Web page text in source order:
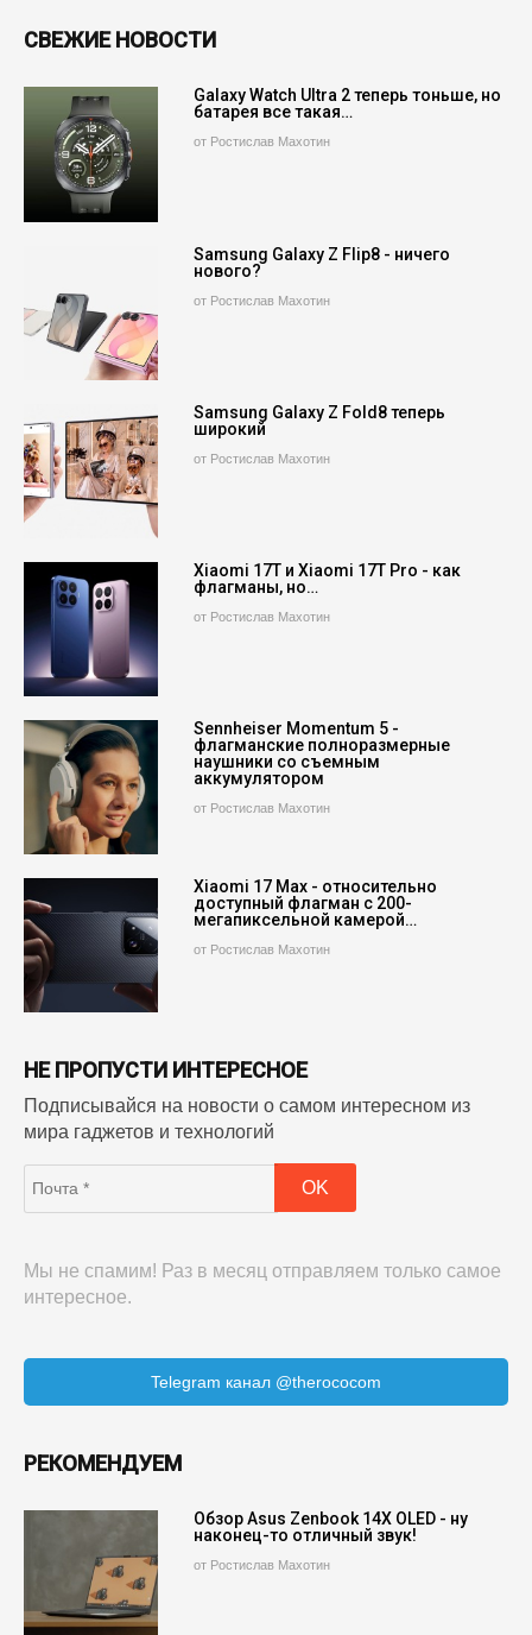
СВЕЖИЕ НОВОСТИ
Galaxy Watch Ultra 2 теперь тоньше, но
батарея все такая…
от Ростислав Махотин
Samsung Galaxy Z Flip8 - ничего
нового?
от Ростислав Махотин
Samsung Galaxy Z Fold8 теперь
широкий
от Ростислав Махотин
Xiaomi 17T и Xiaomi 17T Pro - как
флагманы, но…
от Ростислав Махотин
Sennheiser Momentum 5 -
флагманские полноразмерные
наушники со съемным
аккумулятором
от Ростислав Махотин
Xiaomi 17 Max - относительно
доступный флагман с 200-
мегапиксельной камерой…
от Ростислав Махотин
НЕ ПРОПУСТИ ИНТЕРЕСНОЕ
Подписывайся на новости о самом интересном из
мира гаджетов и технологий
Мы не спамим! Раз в месяц отправляем только самое
интересное.
Telegram канал @therococom
РЕКОМЕНДУЕМ
Обзор Asus Zenbook 14X OLED - ну
наконец-то отличный звук!
от Ростислав Махотин